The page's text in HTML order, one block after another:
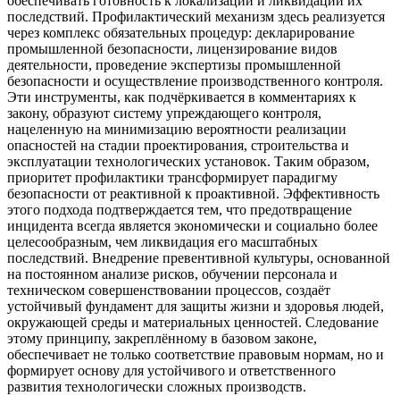
последствий. Профилактический механизм здесь реализуется
через комплекс обязательных процедур: декларирование
промышленной безопасности, лицензирование видов
деятельности, проведение экспертизы промышленной
безопасности и осуществление производственного контроля.
Эти инструменты, как подчёркивается в комментариях к
закону, образуют систему упреждающего контроля,
нацеленную на минимизацию вероятности реализации
опасностей на стадии проектирования, строительства и
эксплуатации технологических установок. Таким образом,
приоритет профилактики трансформирует парадигму
безопасности от реактивной к проактивной. Эффективность
этого подхода подтверждается тем, что предотвращение
инцидента всегда является экономически и социально более
целесообразным, чем ликвидация его масштабных
последствий. Внедрение превентивной культуры, основанной
на постоянном анализе рисков, обучении персонала и
техническом совершенствовании процессов, создаёт
устойчивый фундамент для защиты жизни и здоровья людей,
окружающей среды и материальных ценностей. Следование
этому принципу, закреплённому в базовом законе,
обеспечивает не только соответствие правовым нормам, но и
формирует основу для устойчивого и ответственного
развития технологически сложных производств.